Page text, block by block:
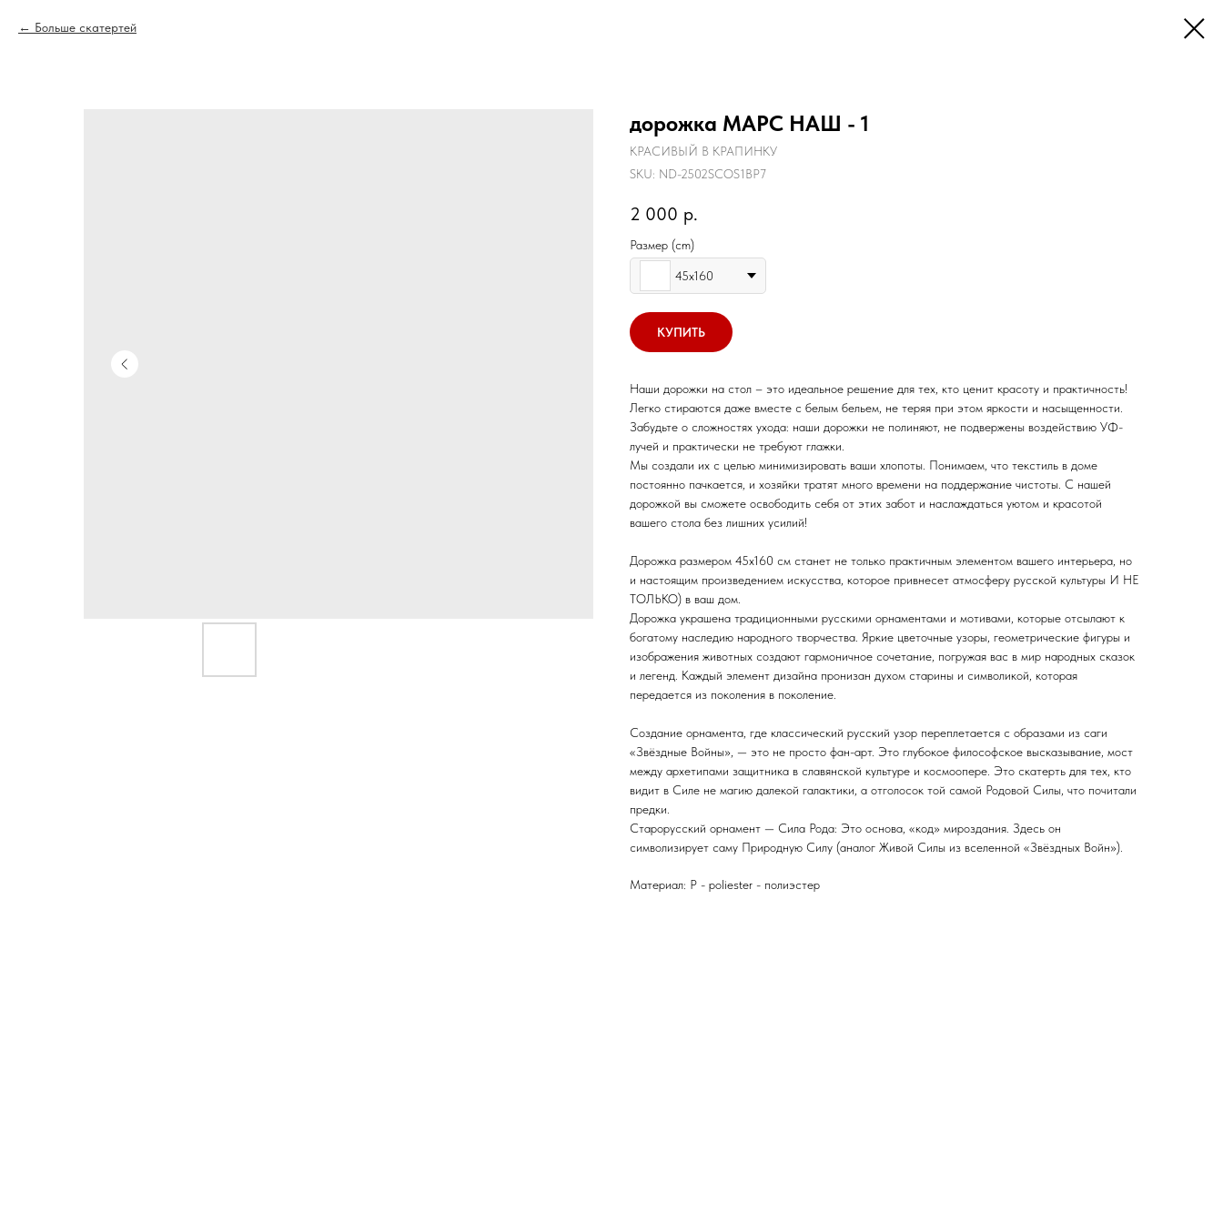
Больше скатертей
дорожка МАРС НАШ - 1
КРАСИВЫЙ В КРАПИНКУ
SKU: ND-2502SCOS1BP7
2 000 р.
Размер (cm)
45х160
КУПИТЬ
Наши дорожки на стол – это идеальное решение для тех, кто ценит красоту и практичность!
Легко стираются даже вместе с белым бельем, не теряя при этом яркости и насыщенности.
Забудьте о сложностях ухода: наши дорожки не полиняют, не подвержены воздействию УФ-
лучей и практически не требуют глажки.
Мы создали их с целью минимизировать ваши хлопоты. Понимаем, что текстиль в доме
постоянно пачкается, и хозяйки тратят много времени на поддержание чистоты. С нашей
дорожкой вы сможете освободить себя от этих забот и наслаждаться уютом и красотой
вашего стола без лишних усилий!
Дорожка размером 45х160 см станет не только практичным элементом вашего интерьера, но
и настоящим произведением искусства, которое привнесет атмосферу русской культуры И НЕ
ТОЛЬКО) в ваш дом.
Дорожка украшена традиционными русскими орнаментами и мотивами, которые отсылают к
богатому наследию народного творчества. Яркие цветочные узоры, геометрические фигуры и
изображения животных создают гармоничное сочетание, погружая вас в мир народных сказок
и легенд. Каждый элемент дизайна пронизан духом старины и символикой, которая
передается из поколения в поколение.
Создание орнамента, где классический русский узор переплетается с образами из саги
«Звёздные Войны», — это не просто фан-арт. Это глубокое философское высказывание, мост
между архетипами защитника в славянской культуре и космоопере. Это скатерть для тех, кто
видит в Силе не магию далекой галактики, а отголосок той самой Родовой Силы, что почитали
предки.
Старорусский орнамент — Сила Рода: Это основа, «код» мироздания. Здесь он
символизирует саму Природную Силу (аналог Живой Силы из вселенной «Звёздных Войн»).
Материал: P - poliester - полиэстер